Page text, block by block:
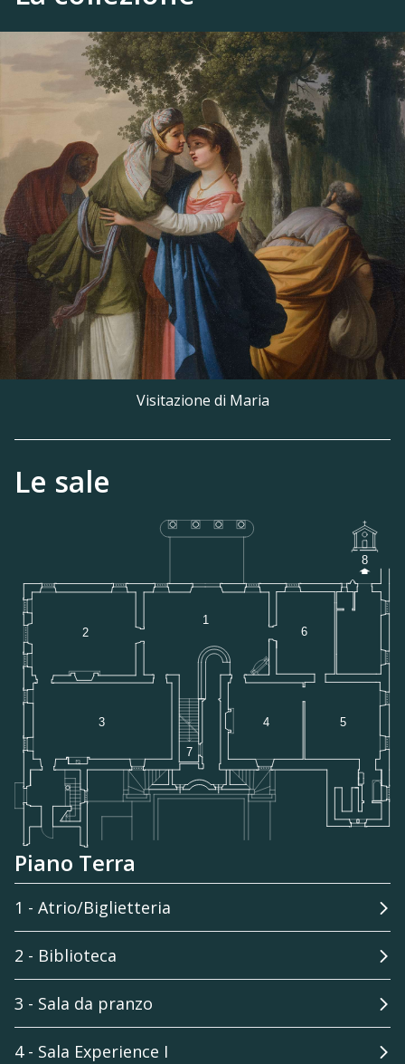
Visitazione di Maria
Le sale
Piano Terra
1 - Atrio/Biglietteria
2 - Biblioteca
3 - Sala da pranzo
4 - Sala Experience I